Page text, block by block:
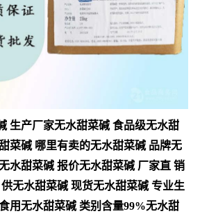
生产厂家无水甜菜碱 食品级无水甜
菜碱 哪里有卖的无水甜菜碱 品牌无
水甜菜碱 报价无水甜菜碱 厂家直 销
无水甜菜碱 现货无水甜菜碱 专业生
用无水甜菜碱 类别含量99%无水甜